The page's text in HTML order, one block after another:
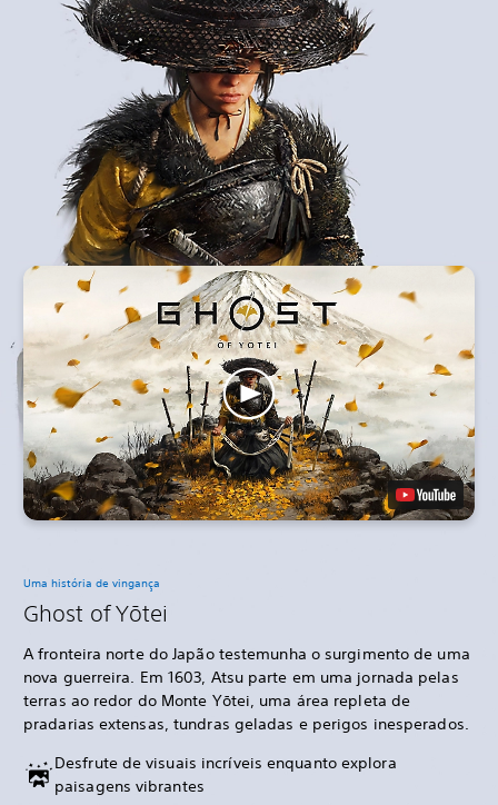
Uma história de vingança
Ghost of Yōtei
A fronteira norte do Japão testemunha o surgimento de uma
nova guerreira. Em 1603, Atsu parte em uma jornada pelas
terras ao redor do Monte Yōtei, uma área repleta de
pradarias extensas, tundras geladas e perigos inesperados.
Desfrute de visuais incríveis enquanto explora
paisagens vibrantes